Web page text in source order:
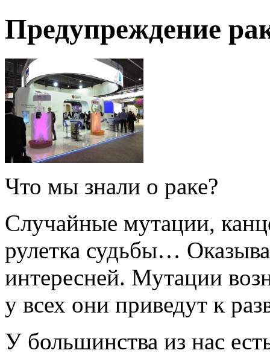
Предупреждение
Что мы знали о раке?
Случайные мутации,
рулетка судьбы…
интересней. Мутации
у всех они приведут к
У большинства из нас